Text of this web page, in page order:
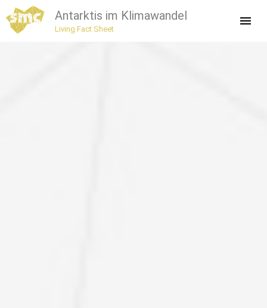
Antarktis im Klimawandel
Living Fact Sheet